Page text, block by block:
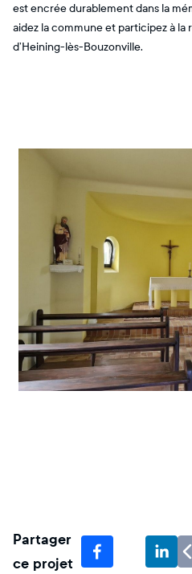
est encrée durablement dans la
aidez la commune et participez à
d’Heining-lès-Bouzonville.
Partager
ce projet